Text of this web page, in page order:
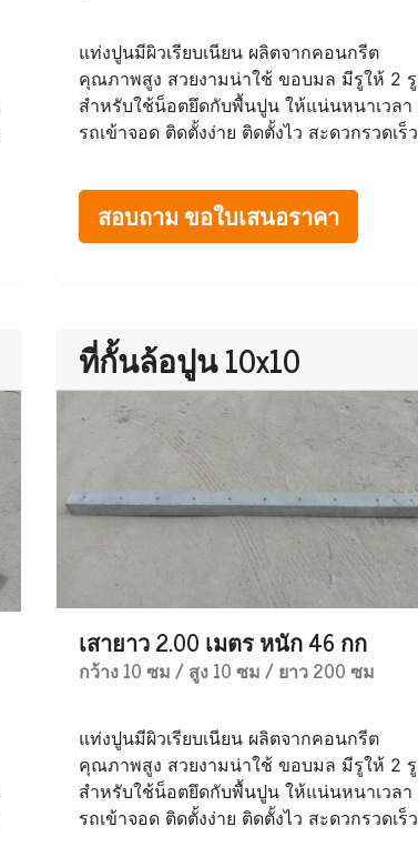
แท่งปูนมีผิวเรียบเนียน ผลิตจากคอนกรีต
คุณภาพสูง สวยงามน่าใช้ ขอบมล มีรูให้ 2 รู
สำหรับใช้น็อตยึดกับพื้นปูน ให้แน่นหนาเวลา
รถเข้าจอด ติดตั้งง่าย ติดตั้งไว สะดวกรวดเร็ว
สอบถาม ขอใบเสนอราคา
ที่กั้นล้อปูน 10x10
เสายาว 2.00 เมตร หนัก 46 กก
กว้าง 10 ซม / สูง 10 ซม / ยาว 200 ซม
แท่งปูนมีผิวเรียบเนียน ผลิตจากคอนกรีต
คุณภาพสูง สวยงามน่าใช้ ขอบมล มีรูให้ 2 รู
สำหรับใช้น็อตยึดกับพื้นปูน ให้แน่นหนาเวลา
รถเข้าจอด ติดตั้งง่าย ติดตั้งไว สะดวกรวดเร็ว